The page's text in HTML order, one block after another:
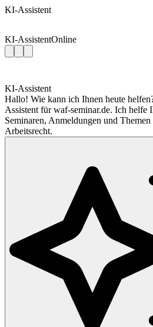
KI-Assistent
KI-AssistentOnline
KI-Assistent
Hallo! Wie kann ich Ihnen heute
Assistent für waf-seminar.de. Ich helfe
Seminaren, Anmeldungen und
Arbeitsrecht.